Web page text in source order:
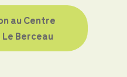
au Centre
Berceau